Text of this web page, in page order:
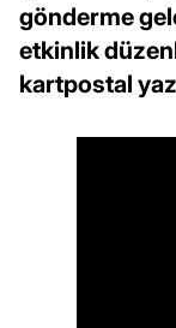
gönderme
etkinlik
kartpostal